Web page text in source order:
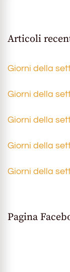
Articoli
Giorni della
Giorni della
Giorni della
Giorni della
Giorni della
Pagina